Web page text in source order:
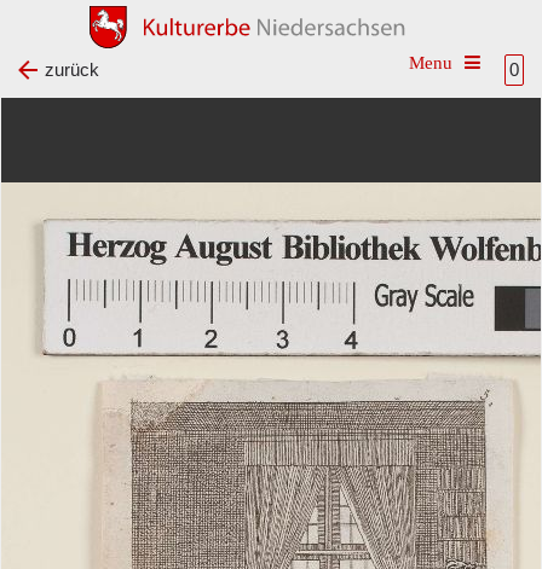
0
Toggle
zurück